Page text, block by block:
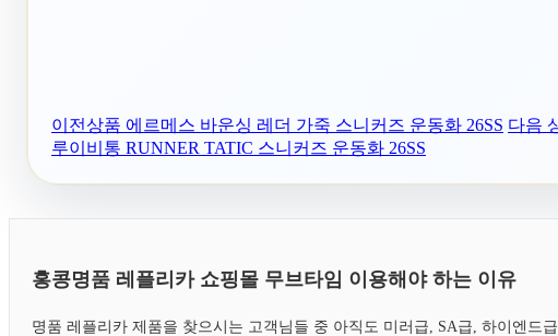
이전상품 에르메스 바운싱 레더 가죽 스니커즈 운동화 26SS 다음
루이비통 RUNNER TATIC 스니커즈 운동화 26SS
홍콩명품 레플리카 쇼핑몰 무브타임 이용해야 하는 이유
명품 레플리카 제품을 찾으시는 고객님들 중 아직도 미러급, SA급, 하이엔드